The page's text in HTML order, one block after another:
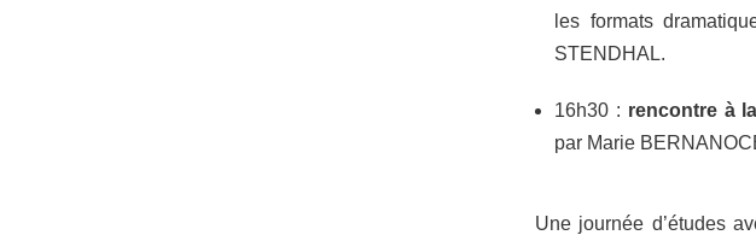
les formats
STENDHAL.
16h30 : rencontre à
par Marie
Une journée d’études